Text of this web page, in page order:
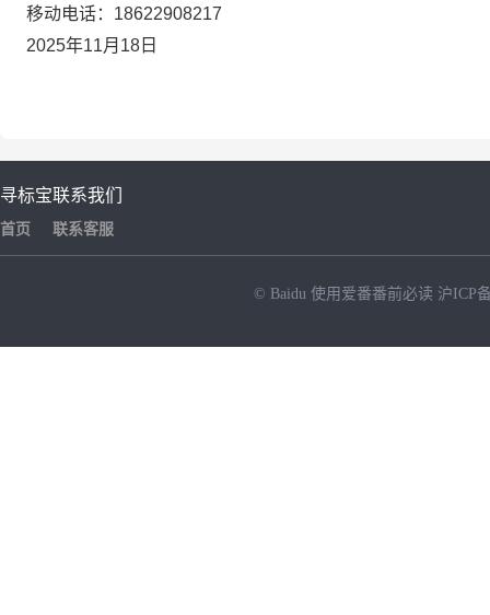
移动电话： 18622908217
2025年11月18日
寻标宝
首页
联系我们
联系客服
© Baidu 使用爱番番前必读 沪ICP